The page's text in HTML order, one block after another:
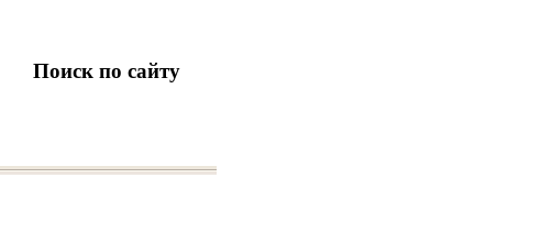
Поиск по сайту